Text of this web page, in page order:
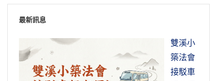
最新訊息
雙溪小
築法會
接駁車